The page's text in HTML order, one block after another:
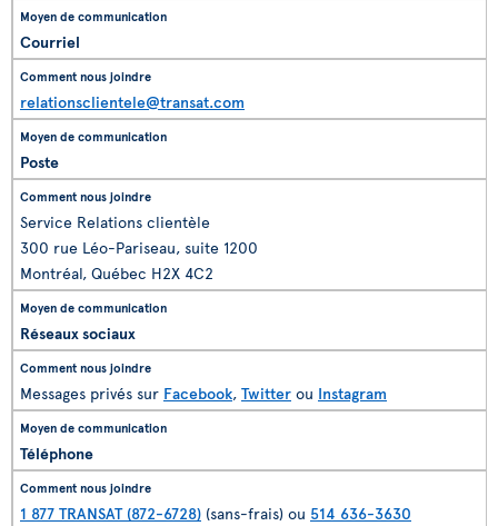
Courriel
relationsclientele@transat.com
Poste
Service Relations clientèle
300 rue Léo-Pariseau, suite 1200
Montréal, Québec H2X 4C2
Réseaux sociaux
Messages privés sur Facebook, Twitter ou Instagram
Téléphone
1 877 TRANSAT (872-6728) (sans-frais) ou 514 636-3630